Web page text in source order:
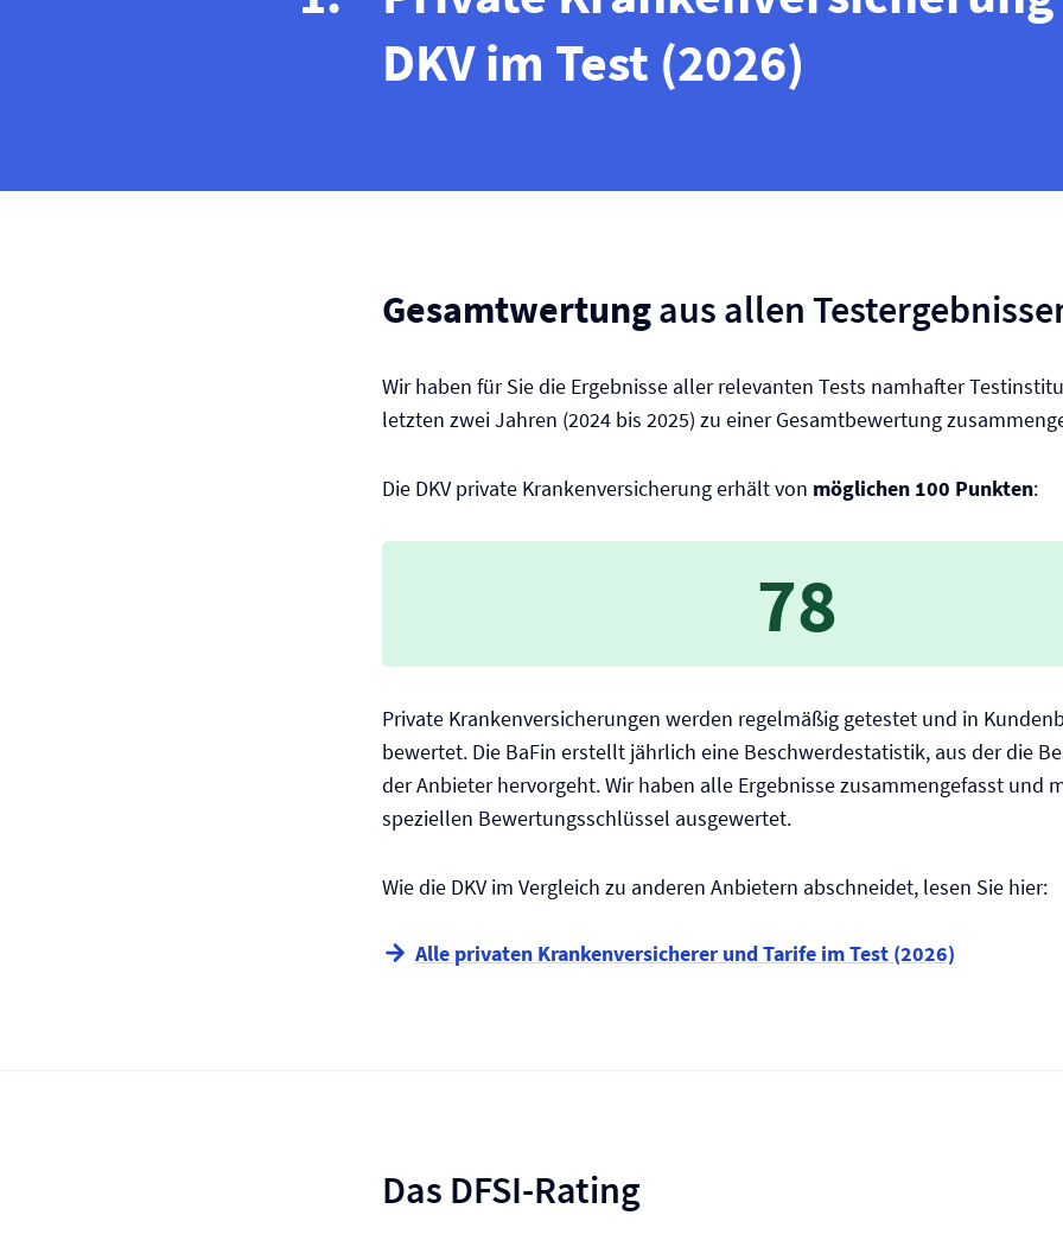
DKV im Test (2026)
Gesamtwertungaus allen
Wir haben für Sie die Ergebnisse aller relevanten Tests namhafter
letzten zwei Jahren (2024 bis 2025) zu einer Gesamtbewertung
Die DKV private Kranken­versicherung erhält von möglichen 100 Punkten:
78
Private Kranken­versicherungen werden regelmäßig getestet und in
bewertet. Die BaFin erstellt jährlich eine Beschwerdestatistik, aus der die
der Anbieter hervorgeht. Wir haben alle Ergebnisse zusammengefasst und
speziellen Bewertungsschlüssel ausgewertet.
Wie die DKV im Vergleich zu anderen Anbietern abschneidet, lesen Sie hier:
Alle privaten Kranken­versicherer und Tarife im Test (2026)
Das DFSI-Rating